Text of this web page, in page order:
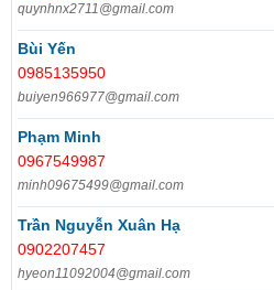
quynhnx2711@gmail.com
Bùi Yến
0985135950
buiyen966977@gmail.com
Phạm Minh
0967549987
minh09675499@gmail.com
Trần Nguyễn Xuân Hạ
0902207457
hyeon11092004@gmail.com